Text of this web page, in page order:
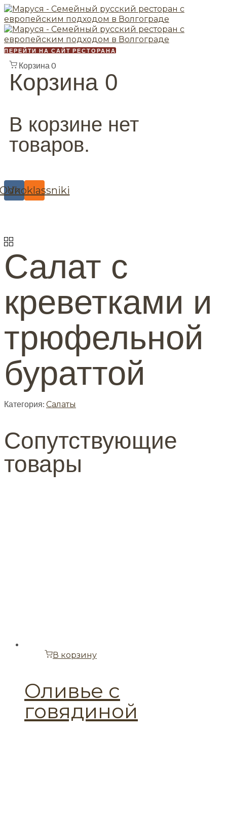
ПЕРЕЙТИ НА САЙТ РЕСТОРАНА
Корзина 0
Корзина 0
В корзине нет
товаров.
Vk
Салат с
креветками и
трюфельной
бураттой
Категория: Салаты
Сопутствующие
товары
В корзину
Оливье с
говядиной